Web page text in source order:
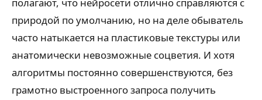
природой по умолчанию, но на деле обыватель
часто натыкается на пластиковые текстуры или
анатомически невозможные соцветия. И хотя
алгоритмы постоянно совершенствуются, без
грамотно выстроенного запроса получить